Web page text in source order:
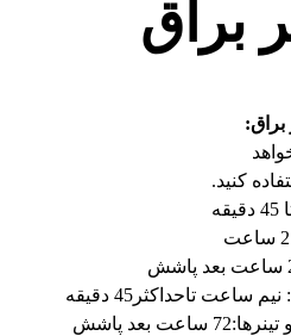
براق
کنید.
تاحداکثر45 دقیقه
بعد پاشش